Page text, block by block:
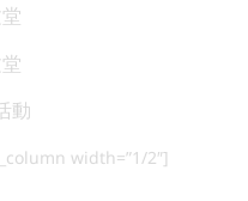
動
width=”1/2″]